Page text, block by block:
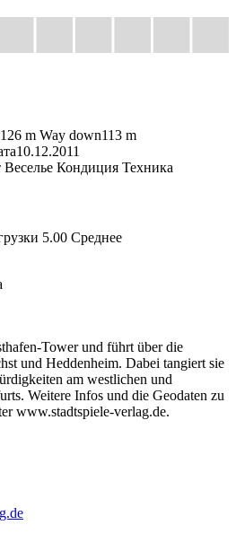
126 m Way down113 m
10.12.2011
Веселье Кондиция Техника
5.00 Среднее
Tower und führt über die
und Heddenheim. Dabei tangiert sie
am westlichen und
Weitere Infos und die Geodaten zu
www.stadtspiele-verlag.de.